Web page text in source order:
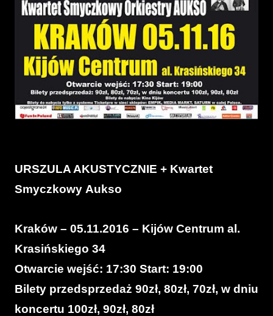
URSZULA AKUSTYCZNIE + Kwartet
Smyczkowy Aukso
Kraków – 05.11.2016 – Kijów Centrum al.
Krasińskiego 34
Otwarcie wejść: 17:30 Start: 19:00
Bilety przedsprzedaż 90zł, 80zł, 70zł, w dniu
koncertu 100zł, 90zł, 80zł